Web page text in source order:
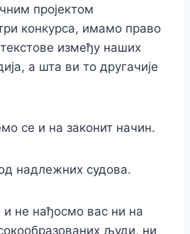
пројектом
конкурса, имамо право
између наших
а шта ви то другачије
се и на законит начин.
надлежних судова.
и не нађосмо вас ни на
људи, ни